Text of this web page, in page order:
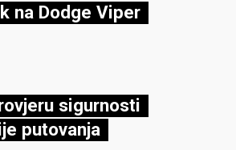
na Dodge Viper
sigurnosti
putovanja